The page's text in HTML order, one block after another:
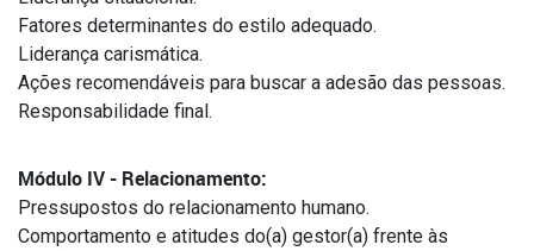
Fatores determinantes do estilo adequado.
Liderança carismática.
Ações recomendáveis para buscar a adesão das pessoas.
Responsabilidade final.
Módulo IV - Relacionamento:
Pressupostos do relacionamento humano.
Comportamento e atitudes do(a) gestor(a) frente às